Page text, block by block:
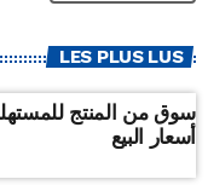
LES PLUS LUS
سوق من المنتج
أسعار البيع